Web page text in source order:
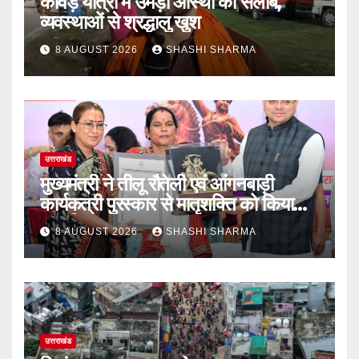
व्यवस्थाओं से श्रद्धालु खुश
8 AUGUST 2026 SHASHI SHARMA
उत्तराखंड
मुख्यमंत्री ने तीलू रौतेली एवं आंगनबाड़ी
कार्यकत्री पुरस्कार से मातृशक्ति को किया
सम्मानित
8 AUGUST 2026 SHASHI SHARMA
उत्तराखंड